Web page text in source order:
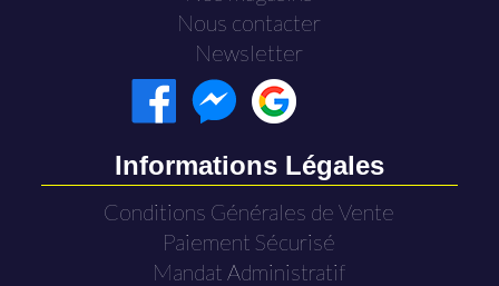
Nous contacter
Newsletter
Informations Légales
Conditions Générales de Vente
Paiement Sécurisé
Mandat Administratif